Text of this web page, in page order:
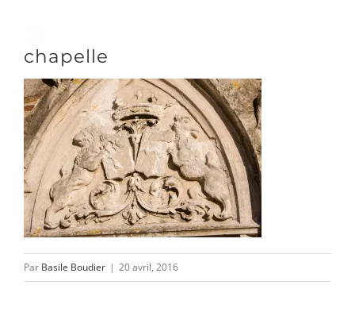
contenu
DÉCOUVRIR
VENIR
NOUS SUIVRE
chapelle
Par Basile Boudier | 20 avril, 2016